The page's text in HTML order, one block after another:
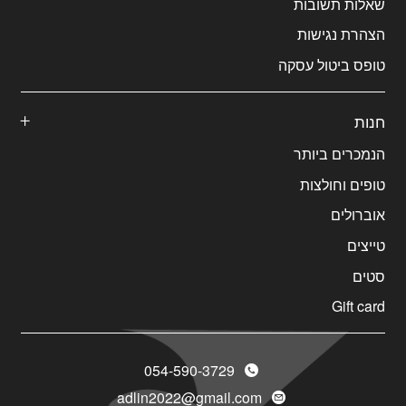
הצהרת נגישות
טופס ביטול עסקה
חנות
הנמכרים ביותר
טופים וחולצות
אוברולים
טייצים
סטים
Gift card
054-590-3729
adlin2022@gmail.com